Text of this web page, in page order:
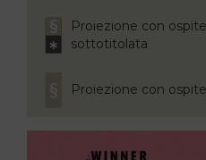
Proiezione con
sottotitolata
Proiezione con ospite